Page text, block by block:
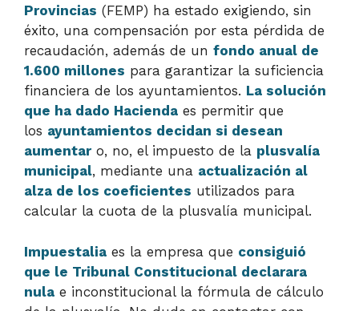
Provincias (FEMP) ha estado exigiendo, sin
éxito, una compensación por esta pérdida de
recaudación, además de un fondo anual de
1.600 millones para garantizar la suficiencia
financiera de los ayuntamientos. La solución
que ha dado Hacienda es permitir que
los ayuntamientos decidan si desean
aumentaro, no, el impuesto de la plusvalía
municipal, mediante una actualización al
alza de los coeficientes utilizados para
calcular la cuota de la plusvalía municipal.
Impuestalia es la empresa que consiguió
que le Tribunal Constitucional declarara
nula e inconstitucional la fórmula de cálculo